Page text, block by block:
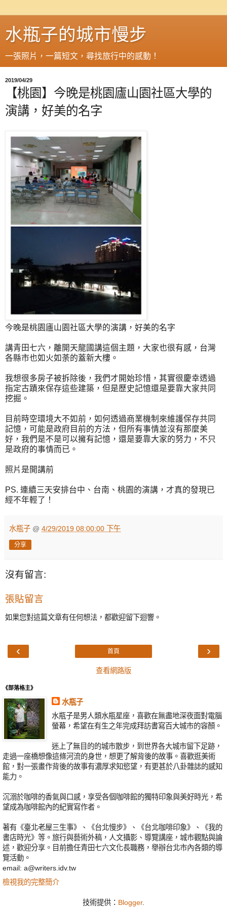
水瓶子的城市慢步
一張照片，一篇短文，尋找旅行中的感動！
2019/04/29
【桃園】今晚是桃園廬山園社區大學的
演講，好美的名字
今晚是桃園廬山園社區大學的演講，好美的名字
講青田七六，離開天龍國講這個主題，大家也很有感，台灣
各縣市也如火如荼的蓋新大樓。
我想很多房子被拆除後，我們才開始珍惜，其實很慶幸透過
指定古蹟來保存這些建築，但是歷史記憶還是要靠大家共同
挖掘。
目前時空環境大不如前，如何透過商業機制來維護保存共同
記憶，可能是政府目前的方法，但所有事情並沒有那麼美
好，我們是不是可以擁有記憶，還是要靠大家的努力，不只
是政府的事情而已。
照片是開講前
PS. 連續三天安排台中、台南、桃園的演講，才真的發現已
經不年輕了！
水瓶子 @ 4/29/2019 08:00:00 下午
分享
沒有留言:
張貼留言
如果您對這篇文章有任何想法，都歡迎留下迴響。
‹ ›
首頁
查看網路版
《部落格主》
水瓶子
水瓶子是男人類水瓶星座，喜歡在無盡地深夜面對電腦
螢幕，希望在有生之年完成拜訪書寫百大城市的容顏。
迷上了無目的的城市散步，到世界各大城市留下足跡，
走過一座橋想像這條河流的身世，想更了解背後的故事。喜歡逛美術
館，對一張畫作背後的故事有濃厚求知慾望，有更甚於八卦雜誌的感知
能力。
沉溺於咖啡的香氣與口感，享受各個咖啡館的獨特印象與美好時光，希
望成為咖啡館內的紀實寫作者。
著有《臺北老屋三生事》、《台北慢步》、《台北咖啡印象》、《我的
書店時光》等。旅行與藝術外稿，人文攝影、導覽講座，城市觀點與論
述，歡迎分享。目前擔任青田七六文化長職務，舉辦台北市內各類的導
覽活動。
email: a@writers.idv.tw
檢視我的完整簡介
技術提供： Blogger.